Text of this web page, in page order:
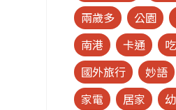
兩歲多
公園
南港
卡通
國外旅行
妙語
家電
居家